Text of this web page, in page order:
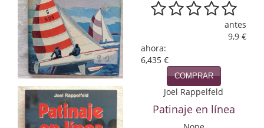
Local
Mafia y espionaje
Matemáticas
Medicina
Música
antes
9,9 €
ahora:
6,435 €
COMPRAR
Joel Rappelfeld
Patinaje en línea